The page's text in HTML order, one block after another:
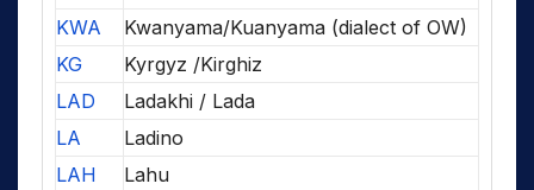
KWA
Kwanyama/Kuanyama (dialect of OW)
KG
Kyrgyz /Kirghiz
LAD
Ladakhi / Lada
LA
Ladino
LAH
Lahu